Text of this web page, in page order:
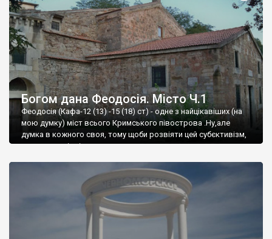
Богом дана Феодосія. Місто Ч.1
Феодосія (Кафа-12 (13) -15 (18) ст) - одне з найцікавіших (на
мою думку) міст всього Кримського півострова .Ну,але
думка в кожного своя, тому щоби розвіяти цей субєктивізм,
запрошую відвідати це